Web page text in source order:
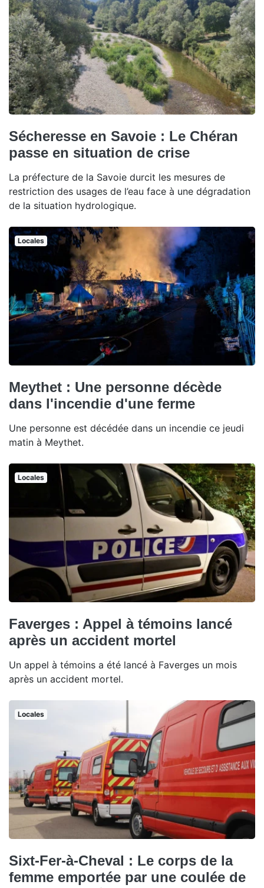
Sécheresse en Savoie : Le Chéran
passe en situation de crise
La préfecture de la Savoie durcit les mesures de
restriction des usages de l’eau face à une dégradation
de la situation hydrologique.
Locales
Meythet : Une personne décède
dans l'incendie d'une ferme
Une personne est décédée dans un incendie ce jeudi
matin à Meythet.
Locales
Faverges : Appel à témoins lancé
après un accident mortel
Un appel à témoins a été lancé à Faverges un mois
après un accident mortel.
Locales
Sixt-Fer-à-Cheval : Le corps de la
femme emportée par une coulée de